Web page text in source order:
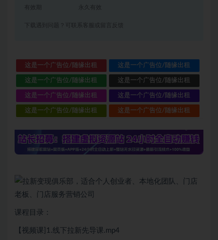
有效期 永久有效
下载遇到问题？可联系客服或留言反馈
这是一个广告位/随缘出租 这是一个广告位/随缘出租
这是一个广告位/随缘出租 这是一个广告位/随缘出租
这是一个广告位/随缘出租 这是一个广告位/随缘出租
这是一个广告位/随缘出租 这是一个广告位/随缘出租
课程目录：
【视频课]1.线下拉新先导课.mp4